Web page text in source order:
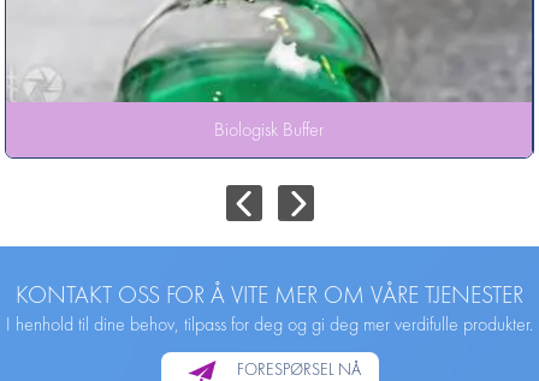
Biologisk Buffer
KONTAKT OSS FOR Å VITE MER OM VÅRE TJENESTER
I henhold til dine behov, tilpass for deg og gi deg mer verdifulle produkter.
FORESPØRSEL NÅ